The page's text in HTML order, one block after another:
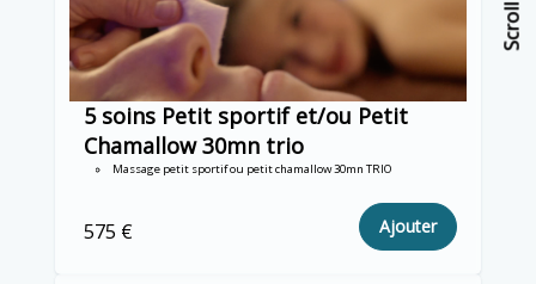
Scroll
5 soins Petit sportif et/ou Petit
Chamallow 30mn trio
Massage petit sportif ou petit chamallow 30mn TRIO
575 € Ajouter
Scroll